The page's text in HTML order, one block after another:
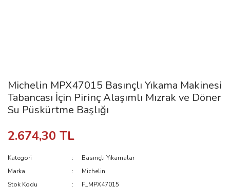
Michelin MPX47015 Basınçlı Yıkama Makinesi
Tabancası İçin Pirinç Alaşımlı Mızrak ve Döner
Su Püskürtme Başlığı
2.674,30 TL
Kategori
Basınçlı Yıkamalar
Marka
Michelin
Stok Kodu
F_MPX47015